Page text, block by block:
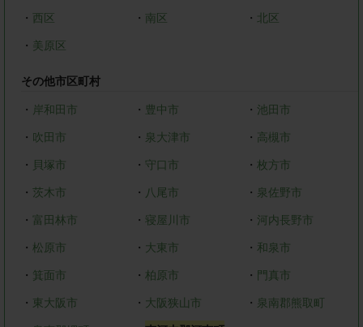
・ 西区 ・ 南区 ・ 北区
・ 美原区
その他市区町村
・ 岸和田市 ・ 豊中市 ・ 池田市
・ 吹田市 ・ 泉大津市 ・ 高槻市
・ 貝塚市 ・ 守口市 ・枚方市
・ 茨木市 ・ 八尾市 ・ 泉佐野市
・ 富田林市 ・ 寝屋川市 ・ 河内長野市
・ 松原市 ・ 大東市 ・ 和泉市
・ 箕面市 ・ 柏原市 ・ 門真市
・ 東大阪市 ・ 大阪狭山市 ・ 泉南郡熊取町